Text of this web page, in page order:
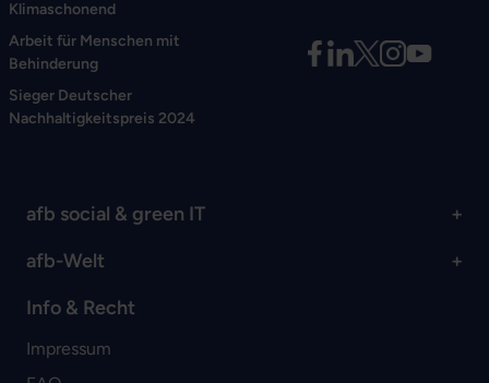
Klimaschonend
Arbeit für Menschen mit
Behinderung
Sieger Deutscher
Nachhaltigkeitspreis 2024
afb social & green IT
afb-Welt
Info & Recht
Impressum